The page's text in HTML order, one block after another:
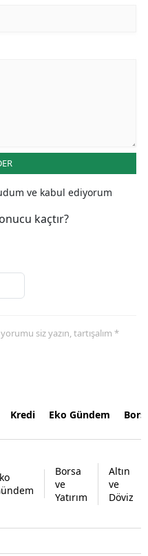
ve kabul ediyorum
kaçtır?
siz yazın, tartışalım *
Kredi Eko Gündem
Borsa
ve
Yatırım
Altın
ve
Döviz